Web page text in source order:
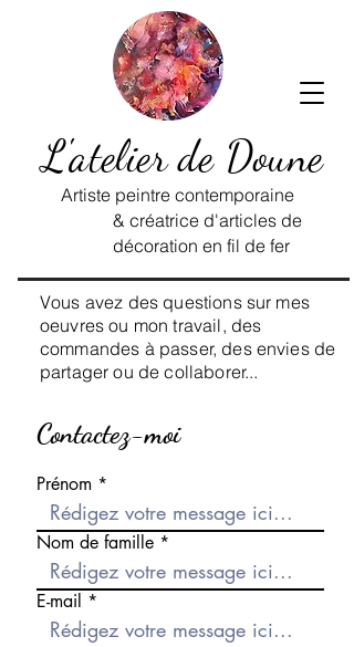
L'atelier de Doune
Artiste peintre contemporaine
& créatrice d'articles de
décoration en fil de fer
Vous avez des questions sur mes
oeuvres ou mon travail, des
commandes à passer, des envies de
partager ou de collaborer...
Contactez-moi
Prénom
Nom de famille
E-mail